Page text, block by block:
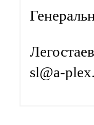
sl@a-